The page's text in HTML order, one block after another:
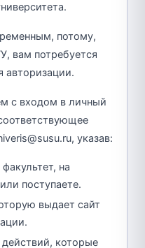
потому,
вам потребуется
авторизации.
с входом в личный
указав:
на
поступаете.
выдает сайт
которые